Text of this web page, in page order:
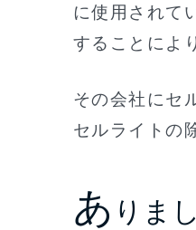
に使用されて
することによ
その会社にセ
セルライトの
あ りま